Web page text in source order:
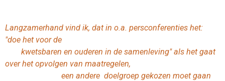
Langzamerhand vind ik, dat in o.a. persconferenties het:
"doe het voor de
kwetsbaren en ouderen in de samenleving" als het gaat
over het opvolgen van maatregelen,
een andere doelgroep gekozen moet gaan